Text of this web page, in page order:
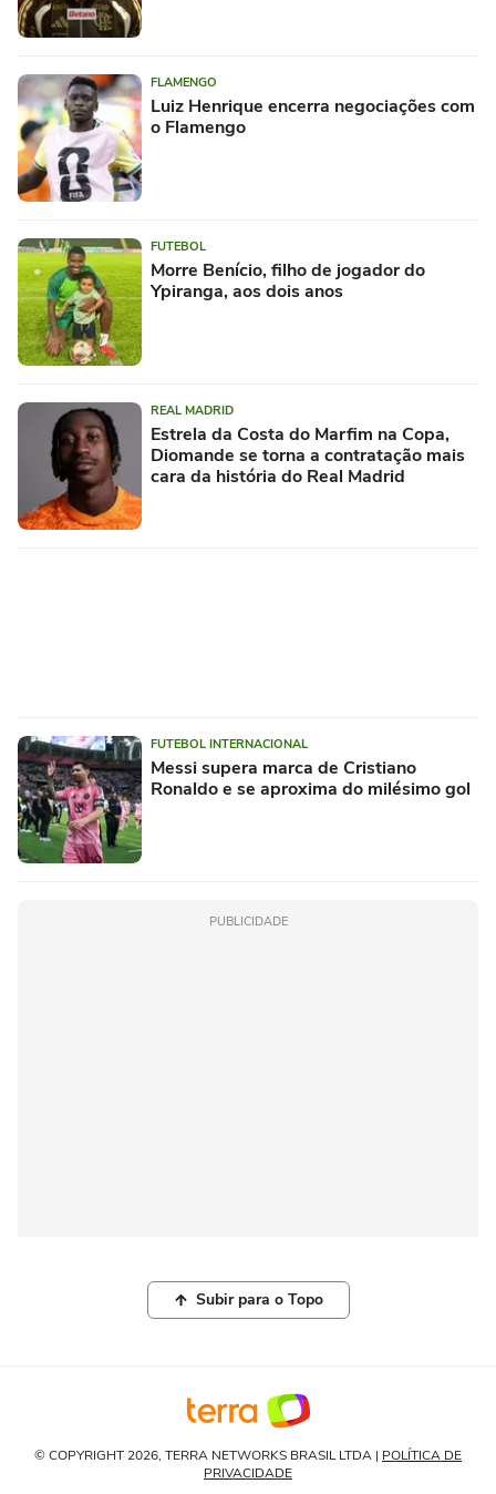
FLAMENGO
Luiz Henrique encerra negociações com
o Flamengo
FUTEBOL
Morre Benício, filho de jogador do
Ypiranga, aos dois anos
REAL MADRID
Estrela da Costa do Marfim na Copa,
Diomande se torna a contratação mais
cara da história do Real Madrid
FUTEBOL INTERNACIONAL
Messi supera marca de Cristiano
Ronaldo e se aproxima do milésimo gol
PUBLICIDADE
Subir para o Topo
© COPYRIGHT 2026, TERRA NETWORKS BRASIL LTDA | POLÍTICA DE
PRIVACIDADE